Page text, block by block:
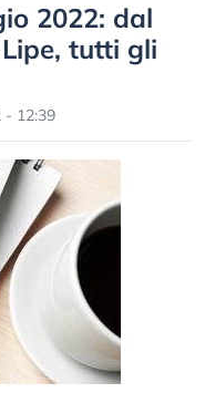
2022: dal
tutti gli
- 12:39